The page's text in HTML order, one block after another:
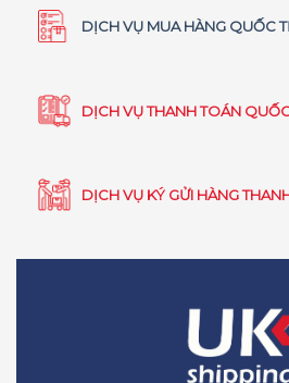
DỊCH VỤ MUA HÀNG QUỐC
DỊCH VỤ THANH TOÁN
DỊCH VỤ KÝ GỬI HÀNG